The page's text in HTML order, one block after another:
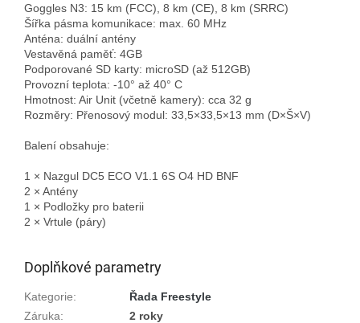
Goggles N3: 15 km (FCC), 8 km (CE), 8 km (SRRC)
Šířka pásma komunikace: max. 60 MHz
Anténa: duální antény
Vestavěná paměť: 4GB
Podporované SD karty: microSD (až 512GB)
Provozní teplota: -10° až 40° C
Hmotnost: Air Unit (včetně kamery): cca 32 g
Rozměry: Přenosový modul: 33,5×33,5×13 mm (D×Š×V)
Balení obsahuje:
1 × Nazgul DC5 ECO V1.1 6S O4 HD BNF
2 × Antény
1 × Podložky pro baterii
2 × Vrtule (páry)
Doplňkové parametry
Kategorie:
Řada Freestyle
Záruka:
2 roky